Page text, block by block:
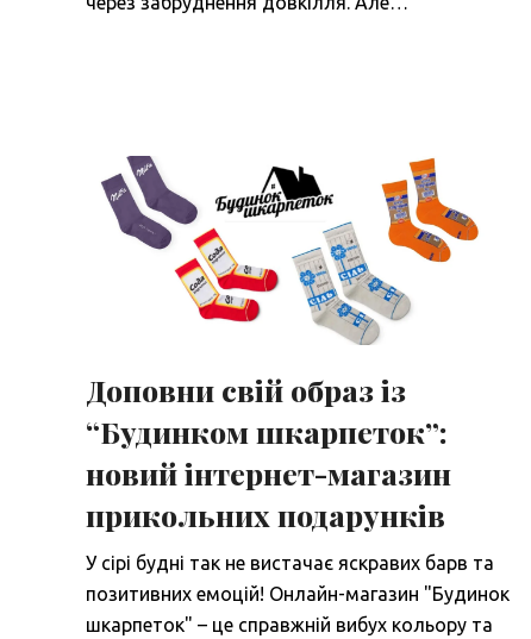
Доповни свій образ із
“Будинком шкарпеток”:
новий інтернет-магазин
прикольних подарунків
У сірі будні так не вистачає яскравих барв та
позитивних емоцій! Онлайн-магазин "Будинок
шкарпеток" – це справжній вибух кольору та